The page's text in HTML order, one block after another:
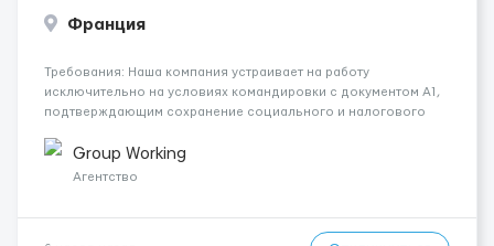
Франция
Требования: Наша компания устраивает на работу
исключительно на условиях командировки с документом A1,
подтверждающим сохранение социального и налогового
A1 могут получить граждане стран с упрощенным доступом к
рынку труда ЕС (Укра...
Group Working
Агентство